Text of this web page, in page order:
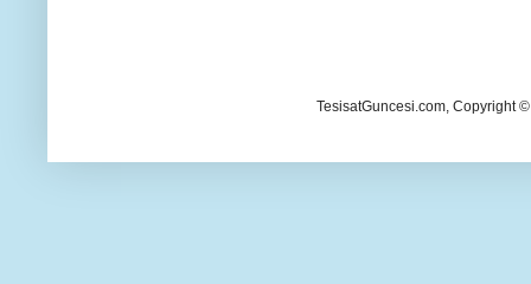
TesisatGuncesi.com, Copyright